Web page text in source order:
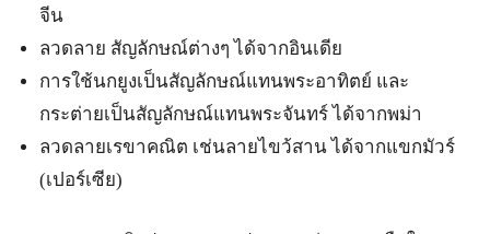
จีน
ลวดลาย สัญลักษณ์ต่างๆ ได้จากอินเดีย
การใช้นกยูงเป็นสัญลักษณ์แทนพระอาทิตย์ และ
กระต่ายเป็นสัญลักษณ์แทนพระจันทร์ ได้จากพม่า
ลวดลายเรขาคณิต เช่นลายไขว้สาน ได้จากแขกมัวร์
(เปอร์เซีย)